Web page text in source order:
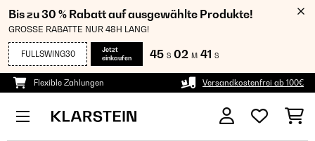
Bis zu 30 % Rabatt auf ausgewählte Produkte!
GROSSE RABATTE NUR 48H LANG!
FULLSWING30
Jetzt
einkaufen
45 S 02 M 41 S
Flexible Zahlungen Versandkostenfrei ab 100€